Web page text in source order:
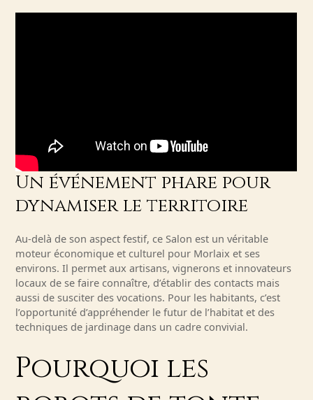
Un événement phare pour
dynamiser le territoire
Au-delà de son aspect festif, ce Salon est un véritable
moteur économique et culturel pour Morlaix et ses
environs. Il permet aux artisans, vignerons et innovateurs
locaux de se faire connaître, d’établir des contacts mais
aussi de susciter des vocations. Pour les habitants, c’est
l’opportunité d’appréhender le futur de l’habitat et des
techniques de jardinage dans un cadre convivial.
Pourquoi les